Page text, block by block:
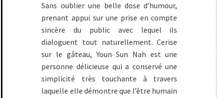
Sans oublier une belle dose d’humour,
prenant appui sur une prise en compte
sincère du public avec lequel ils
dialoguent tout naturellement. Cerise
sur le gâteau, Youn Sun Nah est une
personne délicieuse qui a conservé une
simplicité très touchante à travers
laquelle elle démontre que l’être humain